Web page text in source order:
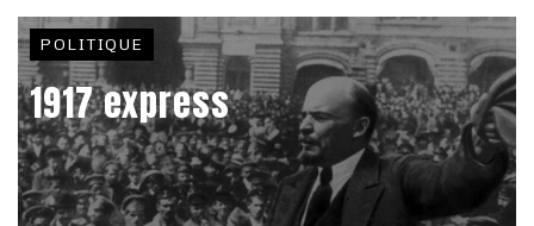
POLITIQUE
1917 express